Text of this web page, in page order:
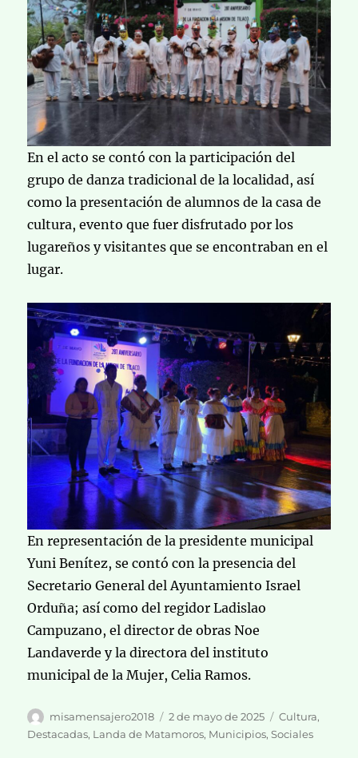
En el acto se contó con la participación del
grupo de danza tradicional de la localidad, así
como la presentación de alumnos de la casa de
cultura, evento que fuer disfrutado por los
lugareños y visitantes que se encontraban en el
lugar.
En representación de la presidente municipal
Yuni Benítez, se contó con la presencia del
Secretario General del Ayuntamiento Israel
Orduña; así como del regidor Ladislao
Campuzano, el director de obras Noe
Landaverde y la directora del instituto
municipal de la Mujer, Celia Ramos.
Autor
misamensajero2018
Publicado
el
2 de mayo de 2025 Categorías
Cultura,
Destacadas, Landa de Matamoros, Municipios,Sociales